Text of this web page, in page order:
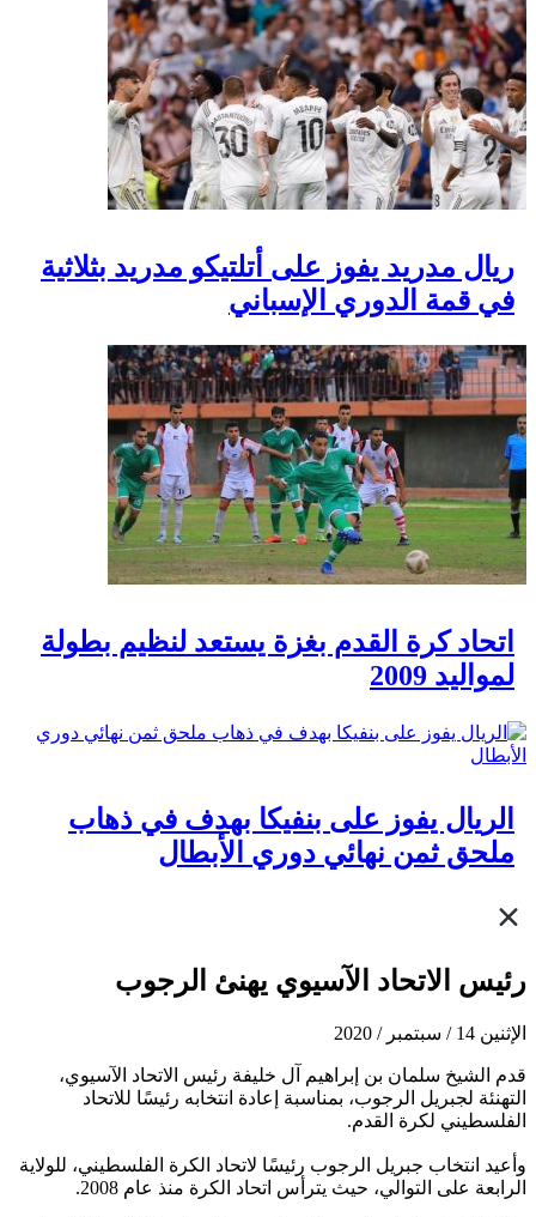
ريال مدريد يفوز على أتلتيكو مدريد بثلاثية
في قمة الدوري الإسباني
اتحاد كرة القدم بغزة يستعد لنظيم بطولة
لمواليد 2009
الريال يفوز على بنفيكا بهدف في ذهاب
ملحق ثمن نهائي دوري الأبطال
رئيس الاتحاد الآسيوي يهنئ الرجوب
الإثنين 14 / سبتمبر / 2020
قدم الشيخ سلمان بن إبراهيم آل خليفة رئيس الاتحاد الآسيوي،
التهنئة لجبريل الرجوب، بمناسبة إعادة انتخابه رئيسًا للاتحاد
الفلسطيني لكرة القدم.
وأعيد انتخاب جبريل الرجوب رئيسًا لاتحاد الكرة الفلسطيني، للولاية
الرابعة على التوالي، حيث يترأس اتحاد الكرة منذ عام 2008.